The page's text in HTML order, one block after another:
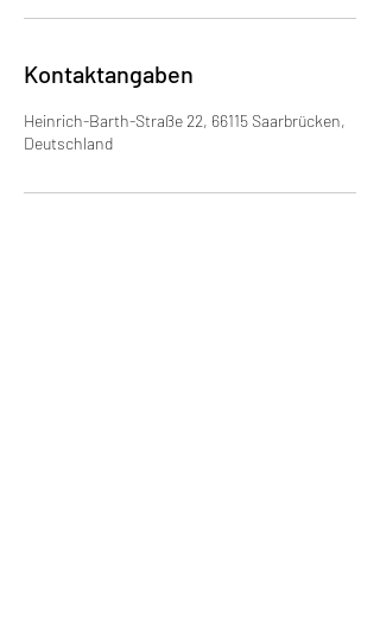
Kontaktangaben
Heinrich-Barth-Straße 22, 66115 Saarbrücken,
Deutschland